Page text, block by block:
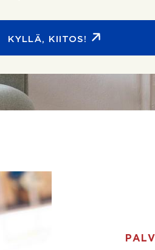
KYLLÄ, KIITOS!